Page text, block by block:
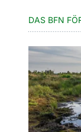
DAS BFN